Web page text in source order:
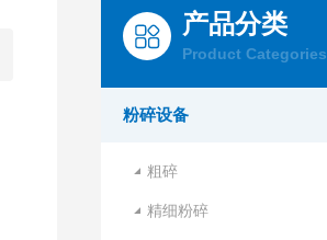
产品分类
Product Categories
粉碎设备
粗碎
精细粉碎